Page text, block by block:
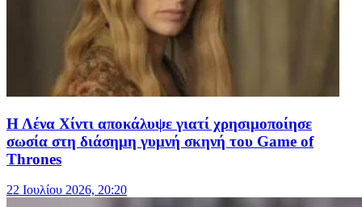
Η Λένα Χίντι αποκάλυψε γιατί χρησιμοποίησε
σωσία στη διάσημη γυμνή σκηνή του Game of
Thrones
22 Ιουλίου 2026, 20:20